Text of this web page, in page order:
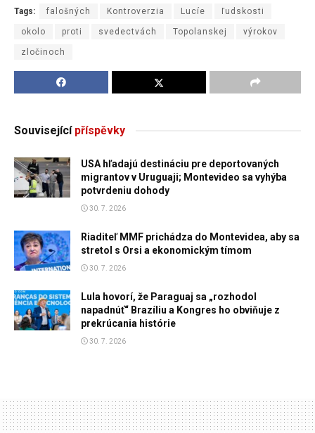
Tags: falošných Kontroverzia Lucíe ľudskosti
okolo proti svedectvách Topolanskej výrokov
zločinoch
Souvisejícípříspěvky
USA hľadajú destináciu pre deportovaných
migrantov v Uruguaji; Montevideo sa vyhýba
potvrdeniu dohody
30. 7. 2026
Riaditeľ MMF prichádza do Montevidea, aby sa
stretol s Orsi a ekonomickým tímom
30. 7. 2026
Lula hovorí, že Paraguaj sa „rozhodol
napadnúť“ Brazíliu a Kongres ho obviňuje z
prekrúcania histórie
30. 7. 2026